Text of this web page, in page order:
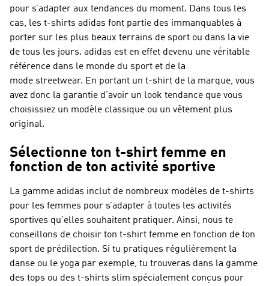
pour s’adapter aux tendances du moment. Dans tous les
cas, les t-shirts adidas font partie des immanquables à
porter sur les plus beaux terrains de sport ou dans la vie
de tous les jours. adidas est en effet devenu une véritable
référence dans le monde du sport et de la
mode streetwear. En portant un t-shirt de la marque, vous
avez donc la garantie d’avoir un look tendance que vous
choisissiez un modèle classique ou un vêtement plus
original.
Sélectionne ton t-shirt femme en
fonction de ton activité sportive
La gamme adidas inclut de nombreux modèles de t-shirts
pour les femmes pour s’adapter à toutes les activités
sportives qu’elles souhaitent pratiquer. Ainsi, nous te
conseillons de choisir ton t-shirt femme en fonction de ton
sport de prédilection. Si tu pratiques régulièrement la
danse ou le yoga par exemple, tu trouveras dans la gamme
des tops ou des t-shirts slim spécialement conçus pour